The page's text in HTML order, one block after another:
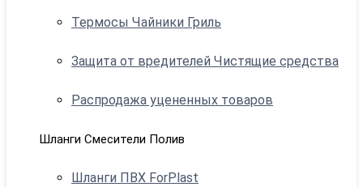
Термосы Чайники Гриль
Защита от вредителей Чистящие средства
Распродажа уцененных товаров
Шланги Смесители Полив
Шланги ПВХ ForPlast